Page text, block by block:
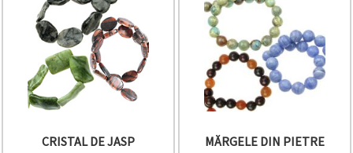
CRISTAL DE JASP
MĂRGELE DIN PIETRE